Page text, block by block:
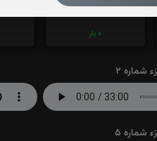
جزء 28
0 بار
2
5